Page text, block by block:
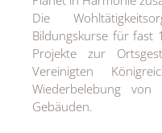
Die
Bildungskurse für fast
Projekte zur
Vereinigten
Wiederbelebung von
Gebäuden.